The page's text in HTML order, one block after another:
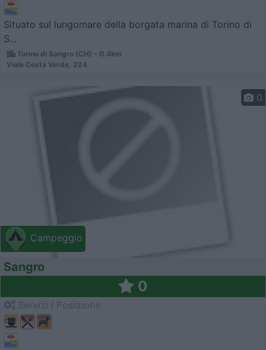
Situato sul lungomare della borgata marina di Torino di
S...
Torino di Sangro (CH) - 0.4km
Viale Costa Verde, 224
Campeggio
0
Sangro
0